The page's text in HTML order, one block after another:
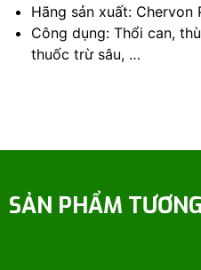
Hãng sản xuất: Chervon
Công dụng: Thổi can,
thuốc trừ sâu, …
SẢN PHẨM